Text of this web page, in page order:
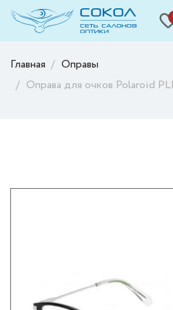
Главная
Оправы
Оправа для очков Polaroid